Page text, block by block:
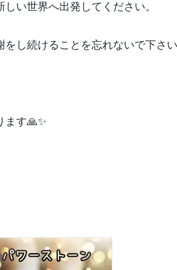
い世界へ出発してください。
し続けることを忘れないで下さ
ます🙏✨